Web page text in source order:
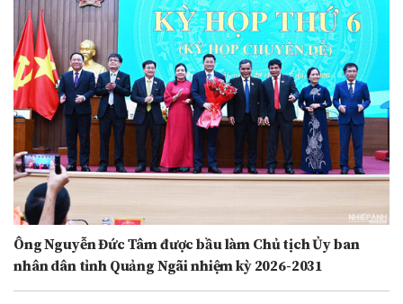
Ông Nguyễn Đức Tâm được bầu làm Chủ tịch Ủy ban
nhân dân tỉnh Quảng Ngãi nhiệm kỳ 2026-2031